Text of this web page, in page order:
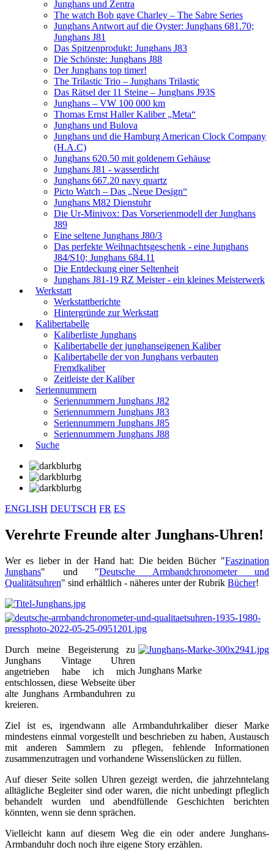
Junghans und Zentra
The watch Bob gave Charley – The Sabre Series
Junghans Antwort auf die Oyster: Junghans 681.70;
Junghans J81
Das Spitzenprodukt: Junghans J83
Die Schönste: Junghans J88
Der Junghans top timer!
The Trilastic Trio – Junghans Trilastic
Das Rätsel der 11 Steine – Junghans J93S
Junghans – VW 100 000 km
Thomas Ernst Haller Kaliber „Meta“
Junghans und Bulova
Junghans und die Hamburg American Clock Company
(H.A.C)
Junghans 620.50 mit goldenem Gehäuse
Junghans J81 - wasserdicht
Junghans 667.20 navy quartz
Picto Watch – Das „Neue Design“
Junghans M82 Dienstuhr
Die Ur-Minivox: Das Vorserienmodell der Junghans
J89
Eine seltene Junghans J80/3
Das perfekte Weihnachtsgeschenk - eine Junghans
J84/S10; Junghans 684.11
Die Entdeckung einer Seltenheit
Junghans J81-19 RZ Meister - ein kleines Meisterwerk
Werkstatt
Werkstattberichte
Hintergründe zur Werkstatt
Kalibertabelle
Kaliberliste Junghans
Kalibertabelle der junghanseigenen Kaliber
Kalibertabelle der von Junghans verbauten
Fremdkaliber
Zeitleiste der Kaliber
Seriennummern
Seriennummern Junghans J82
Seriennummern Junghans J83
Seriennummern Junghans J85
Seriennummern Junghans J88
Suche
ENGLISH DEUTSCH FR ES
Verehrte Freunde alter Junghans-Uhren!
Wer es lieber in der Hand hat: Die beiden Bücher "Faszination
Junghans" und "Deutsche Armbandchronometer und
Qualitätsuhren" sind erhältlich - näheres unter der Rubrik Bücher!
Junghans Marke
Durch meine Begeisterung zu
Junghans Vintage Uhren
angetrieben habe ich mich
entschlossen, diese Webseite über
alte Junghans Armbanduhren zu
kreieren.
Ziel ist es, irgendwann alle Armbanduhrkaliber dieser Marke
mindestens einmal vorgestellt und beschrieben zu haben, Austausch
mit anderen Sammlern zu pflegen, fehlende Informationen
zusammenzutragen und vorhandene Wissenslücken zu füllen.
Auf dieser Seite sollen Uhren gezeigt werden, die jahrzehntelang
alltägliche Begleiter sind oder waren, die nicht unbedingt pfleglich
behandelt wurden und abendfüllende Geschichten berichten
könnten, wenn sie denn sprächen.
Vielleicht kann auf diesem Weg die ein oder andere Junghans-
Armbanduhr doch noch ihre eigene Story erzählen.